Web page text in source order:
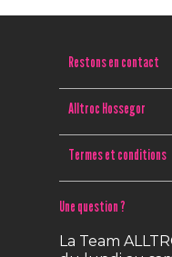
Restons en contact
Alltroc Hossegor
Termes et conditions
Une question ?
La Team